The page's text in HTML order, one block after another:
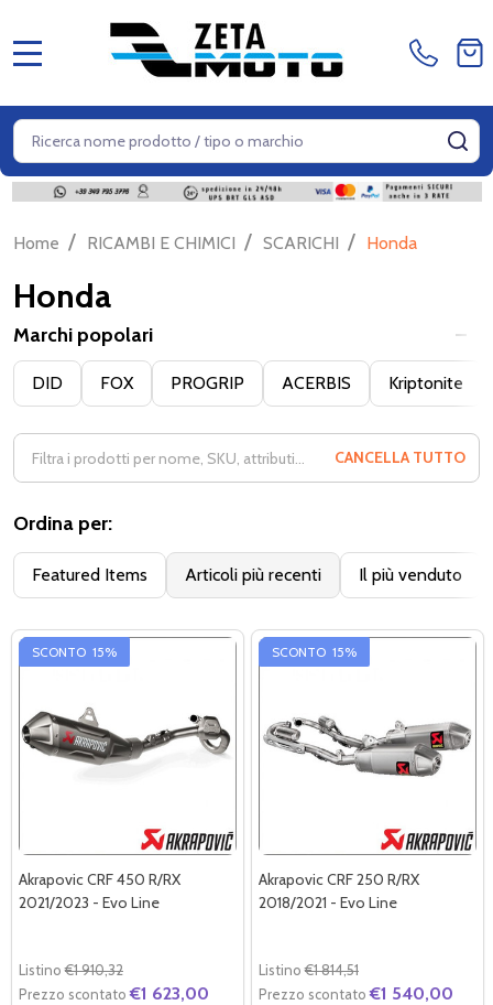
Cerca
Home / RICAMBI E CHIMICI / SCARICHI / Honda
Honda
Filter
By
Marchi popolari
DID FOX PROGRIP ACERBIS Kriptonite
CANCELLA TUTTO
Ordina per:
Featured Items Articoli più recenti Il più venduto
SCONTO 15%
Akrapovic CRF 450 R/RX
2021/2023 - Evo Line
Listino €1 910,32
Prezzo scontato €1 623,00
SCONTO 15%
Akrapovic CRF 250 R/RX
2018/2021 - Evo Line
Listino €1 814,51
Prezzo scontato €1 540,00